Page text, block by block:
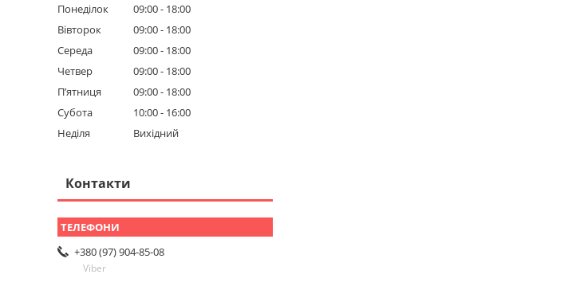
Понеділок 09:00
18:00
Вівторок
09:00
18:00
Середа
09:00
18:00
Четвер
09:00
18:00
Пʼятниця
09:00
18:00
Субота
10:00
16:00
Неділя
Вихідний
Контакти
+380 (97) 904-85-08
Viber